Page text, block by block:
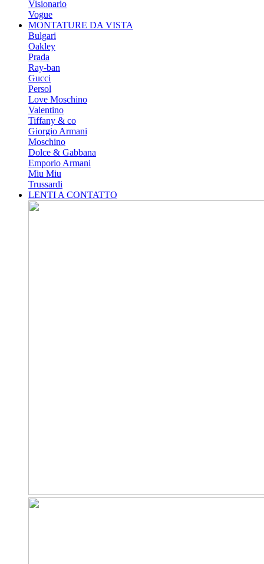
Visionario
Vogue
MONTATURE DA VISTA
Bulgari
Oakley
Prada
Ray-ban
Gucci
Persol
Love Moschino
Valentino
Tiffany & co
Giorgio Armani
Moschino
Dolce & Gabbana
Emporio Armani
Miu Miu
Trussardi
LENTI A CONTATTO